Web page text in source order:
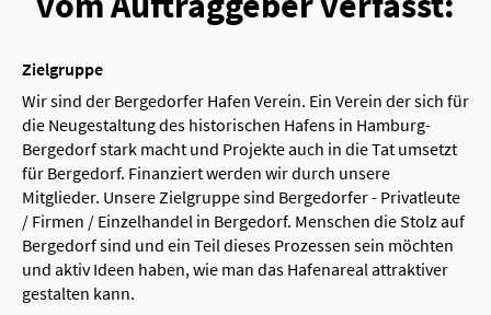
Zielgruppe
Wir sind der Bergedorfer Hafen Verein. Ein Verein der sich für
die Neugestaltung des historischen Hafens in Hamburg-
Bergedorf stark macht und Projekte auch in die Tat umsetzt
für Bergedorf. Finanziert werden wir durch unsere
Mitglieder. Unsere Zielgruppe sind Bergedorfer - Privatleute
/ Firmen / Einzelhandel in Bergedorf. Menschen die Stolz auf
Bergedorf sind und ein Teil dieses Prozessen sein möchten
und aktiv Ideen haben, wie man das Hafenareal attraktiver
gestalten kann.